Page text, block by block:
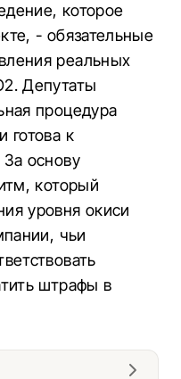
которое
- обязательные
реальных
Депутаты
процедура
готова к
основу
который
уровня окиси
чьи
штрафы в